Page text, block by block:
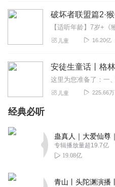
儿童 16.20亿
儿童 225.66万
经典必听
专辑播放量超19.7亿
19.08亿